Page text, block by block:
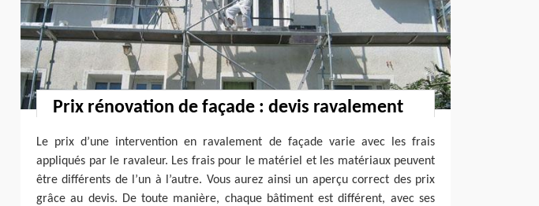
Prix rénovation de façade : devis ravalement
Le prix d’une intervention en ravalement de façade varie avec les frais
appliqués par le ravaleur. Les frais pour le matériel et les matériaux peuvent
être différents de l’un à l’autre. Vous aurez ainsi un aperçu correct des prix
grâce au devis. De toute manière, chaque bâtiment est différent, avec ses